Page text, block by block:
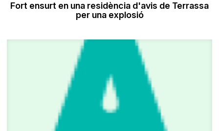
​Fort ensurt en una residència d'avis de Terrassa
per una explosió